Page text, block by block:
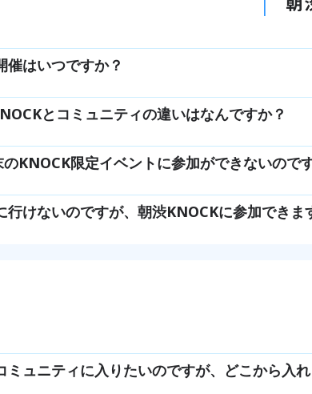
催はいつですか？
とコミュニティの違いはなんですか？
KNOCK限定イベントに参加ができないので
行けないのですが、朝渋KNOCKに参加できま
ミュニティに入りたいのですが、どこから入